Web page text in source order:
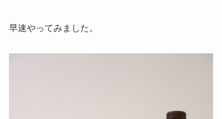
早速やってみました。